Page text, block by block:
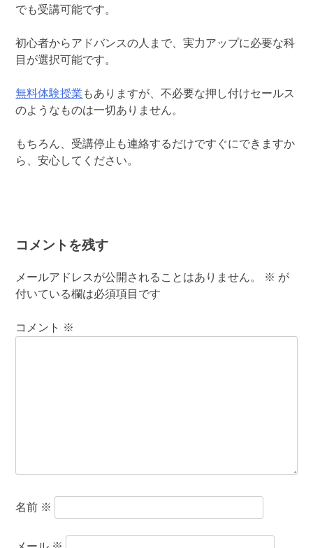
でも受講可能です。
初心者からアドバンスの人まで、実力アップに必要な科
目が選択可能です。
無料体験授業 もありますが、不必要な押し付けセールス
のようなものは一切ありません。
もちろん、受講停止も連絡するだけですぐにできますか
ら、安心してください。
コメントを残す
メールアドレスが公開されることはありません。 ※ が
付いている欄は必須項目です
コメント ※
名前 ※